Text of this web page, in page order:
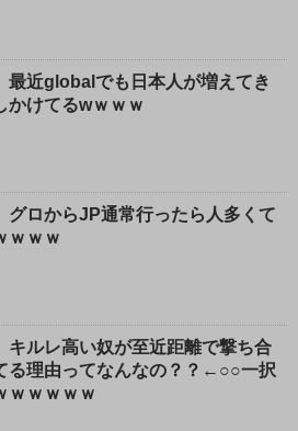
最近globalでも日本人が増えてき
かけてるwｗｗｗ
グロからJP通常行ったら人多くて
ｗｗｗ
キルレ高い奴が至近距離で撃ち合
る理由ってなんなの？？←○○一択
ｗｗｗｗｗ